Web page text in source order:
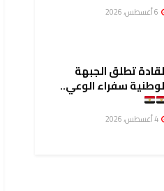
تطلق الجبهة
سفراء الوعي..